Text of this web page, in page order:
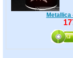
Metallica